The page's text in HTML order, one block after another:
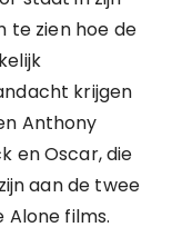
te zien hoe de
krijgen
Anthony
en Oscar, die
aan de twee
films.